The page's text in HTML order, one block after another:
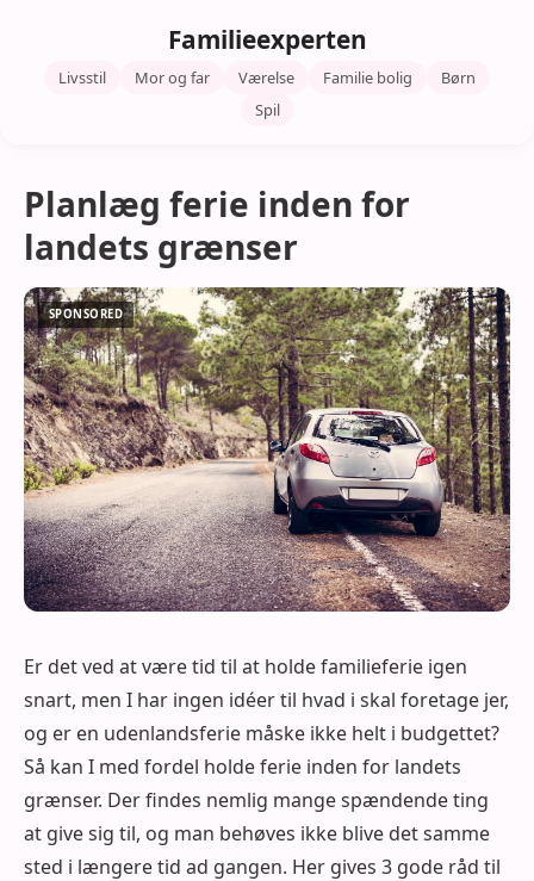
Familieexperten
Livsstil Mor og far Værelse Familie bolig
Børn
Spil
Planlæg ferie inden for
landets grænser
Er det ved at være tid til at holde familieferie igen
snart, men I har ingen idéer til hvad i skal foretage jer,
og er en udenlandsferie måske ikke helt i budgettet?
Så kan I med fordel holde ferie inden for landets
grænser. Der findes nemlig mange spændende ting
at give sig til, og man behøves ikke blive det samme
sted i længere tid ad gangen. Her gives 3 gode råd til